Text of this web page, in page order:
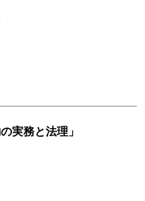
実務と法理」